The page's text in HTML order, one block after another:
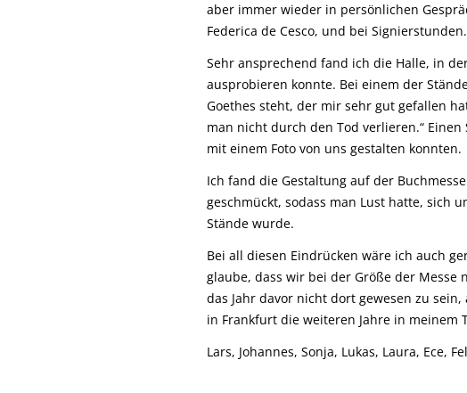
aber immer wieder in persönlichen
Federica de Cesco, und bei Signierstunden.
Sehr ansprechend fand ich die Halle, in
ausprobieren konnte. Bei einem der
Goethes steht, der mir sehr gut gefallen
man nicht durch den Tod verlieren.“
mit einem Foto von uns gestalten konnten.
Ich fand die Gestaltung auf der
geschmückt, sodass man Lust hatte, sich
Stände wurde.
Bei all diesen Eindrücken wäre ich auch
glaube, dass wir bei der Größe der
das Jahr davor nicht dort gewesen zu
in Frankfurt die weiteren Jahre in meinem
Lars, Johannes, Sonja, Lukas, Laura, Ece,